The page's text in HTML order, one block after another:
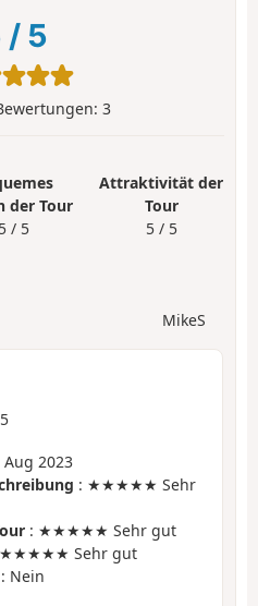
/ 5
3
der Tour
5 / 5
Attraktivität der
Tour
5 / 5
MikeS
5
Aug 2023
: ★★★★★ Sehr
: ★★★★★ Sehr gut
Sehr gut
: Nein